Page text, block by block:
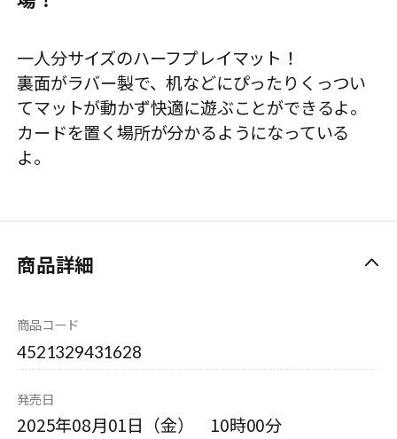
一人分サイズのハーフプレイマット！
裏面がラバー製で、机などにぴったりくっつい
てマットが動かず快適に遊ぶことができるよ。
カードを置く場所が分かるようになっている
よ。
商品詳細
商品コード
4521329431628
発売日
2025年08月01日（金） 10時00分